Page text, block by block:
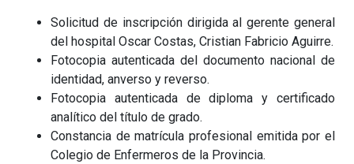
Solicitud de inscripción dirigida al gerente general
del hospital Oscar Costas, Cristian Fabricio Aguirre.
Fotocopia autenticada del documento nacional de
identidad, anverso y reverso.
Fotocopia autenticada de diploma y certificado
analítico del título de grado.
Constancia de matrícula profesional emitida por el
Colegio de Enfermeros de la Provincia.